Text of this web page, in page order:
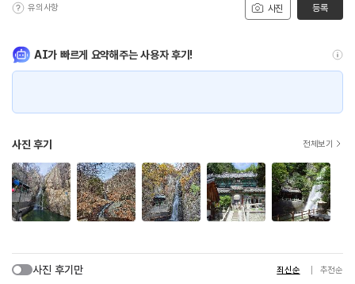
사진
유의사항 등록
AI가 빠르게 요약해주는 사용자 후기!
사진 후기 전체보기
사진 후기만 최신순 추천순